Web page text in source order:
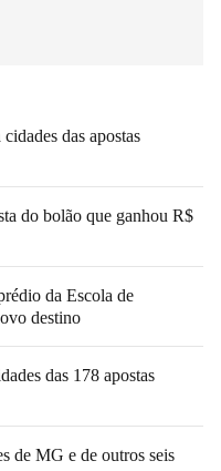
das apostas
do bolão que ganhou R$
da Escola de
destino
das 178 apostas
de MG e de outros seis